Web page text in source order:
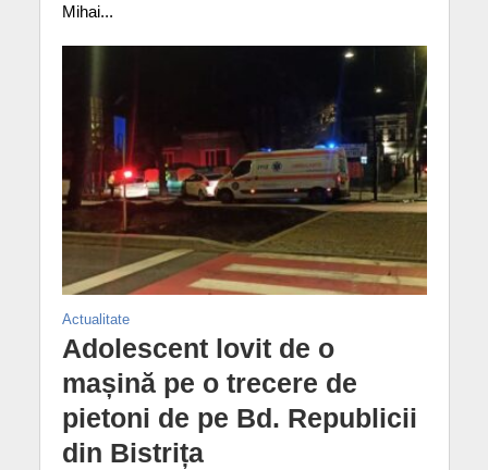
Mihai...
Actualitate
Adolescent lovit de o
mașină pe o trecere de
pietoni de pe Bd. Republicii
din Bistrița